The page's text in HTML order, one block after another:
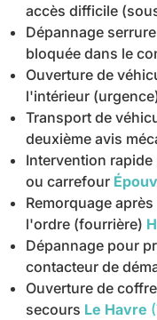
accès difficile
Dépannage
bloquée dans le
Ouverture de
l'intérieur
Transport de
deuxième avis
Intervention
ou carrefour
Remorquage
l'ordre (fourrière)
Dépannage pour
contacteur de
Ouverture de
secours Le Havre